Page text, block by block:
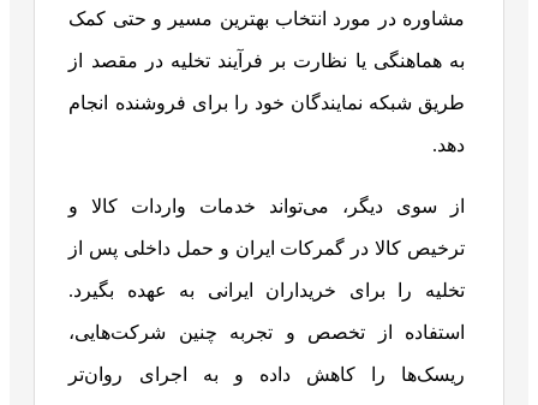
مشاوره در مورد انتخاب بهترین مسیر و حتی کمک
به هماهنگی یا نظارت بر فرآیند تخلیه در مقصد از
طریق شبکه نمایندگان خود را برای فروشنده انجام
دهد.
از سوی دیگر، می‌تواند خدمات واردات کالا و
ترخیص کالا در گمرکات ایران و حمل داخلی پس از
تخلیه را برای خریداران ایرانی به عهده بگیرد.
استفاده از تخصص و تجربه چنین شرکت‌هایی،
ریسک‌ها را کاهش داده و به اجرای روان‌تر